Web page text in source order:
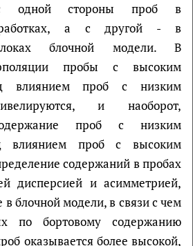
с одной стороны проб в
а с другой - в
блочной модели. В
пробы с высоким
влиянием проб с низким
и наоборот,
проб с низким
влиянием проб с высоким
содержаний в пробах
дисперсией и асимметрией,
блочной модели, в связи с чем
по бортовому содержанию
оказывается более высокой,